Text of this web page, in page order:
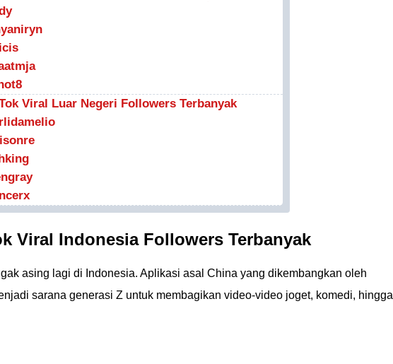
Viral Luar Negeri Followers Terbanyak
Viral Indonesia Followers Terbanyak
asing lagi di Indonesia. Aplikasi asal China yang dikembangkan oleh
sarana generasi Z untuk membagikan video-video joget, komedi, hingga